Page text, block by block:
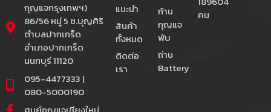
กุญแจกรุงเทพฯ)
86/56 หมู่ 5 ซ.บุญศิริ
ตำบลปากเกร็ด
อำเภอปากเกร็ด
นนทบุรี 11120
095-4477333 |
080-5000190
แนะนำ
สินค้า
ทั้งหมด
ติดต่อ
เรา
ก้าน
กุญแจ
พับ
ถ่าน
Battery
คน